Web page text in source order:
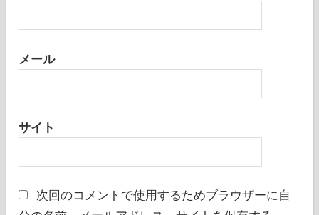
メール
サイト
次回のコメントで使用するためブラウザーに自